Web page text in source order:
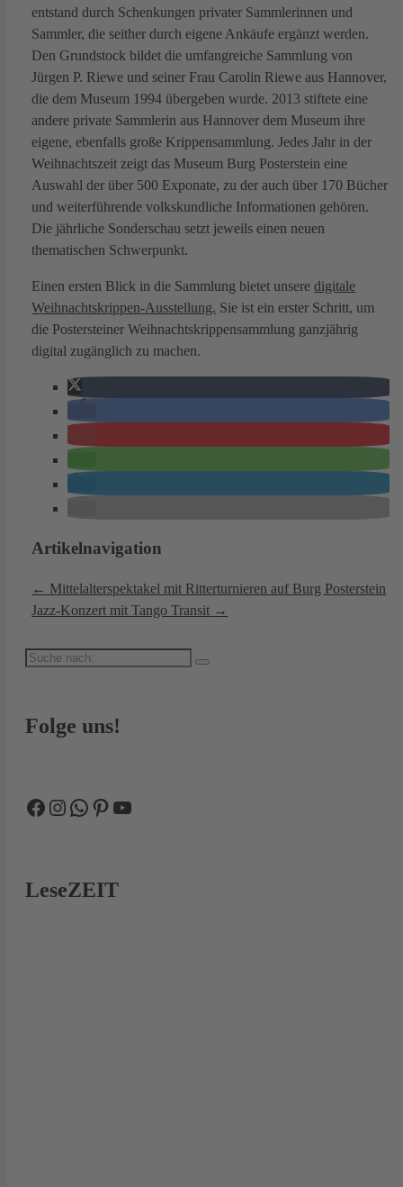
entstand durch Schenkungen privater Sammlerinnen und
Sammler, die seither durch eigene Ankäufe ergänzt werden.
Den Grundstock bildet die umfangreiche Sammlung von
Jürgen P. Riewe und seiner Frau Carolin Riewe aus Hannover,
die dem Museum 1994 übergeben wurde. 2013 stiftete eine
andere private Sammlerin aus Hannover dem Museum ihre
eigene, ebenfalls große Krippensammlung. Jedes Jahr in der
Weihnachtszeit zeigt das Museum Burg Posterstein eine
Auswahl der über 500 Exponate, zu der auch über 170 Bücher
und weiterführende volkskundliche Informationen gehören.
Die jährliche Sonderschau setzt jeweils einen neuen
thematischen Schwerpunkt.
Einen ersten Blick in die Sammlung bietet unseredigitale
Weihnachtskrippen-Ausstellung. Sie ist ein erster Schritt, um
die Postersteiner Weihnachtskrippensammlung ganzjährig
digital zugänglich zu machen.
Artikelnavigation
← Mittelalterspektakel mit Ritterturnieren auf Burg Posterstein
Jazz-Konzert mit Tango Transit →
Suche
Folge uns!
Facebook
Instagram
WhatsApp
Pinterest
YouTube
LeseZEIT